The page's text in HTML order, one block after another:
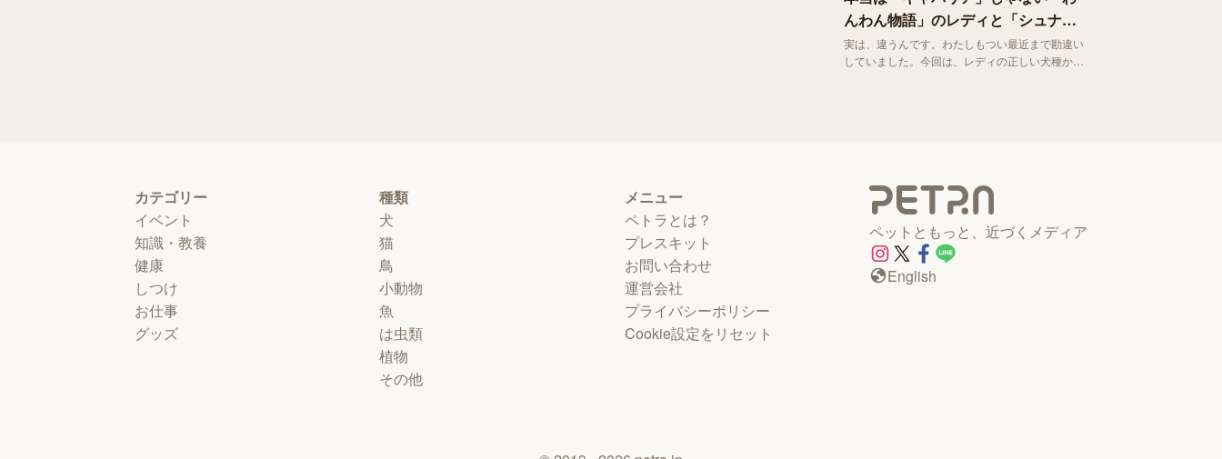
んわん物語」のレディと「シュナ」
じゃないトランプ
実は、違うんです。わたしもつい最近まで勘違い
していました。今回は、レディの正しい犬種から
カテゴリー
イベント
知識・教養
健康
しつけ
お仕事
グッズ
種類
犬
猫
鳥
小動物
魚
は虫類
植物
その他
メニュー
ペトラとは？
プレスキット
お問い合わせ
運営会社
プライバシーポリシー
Cookie設定をリセット
ペットともっと、近づくメディア
English